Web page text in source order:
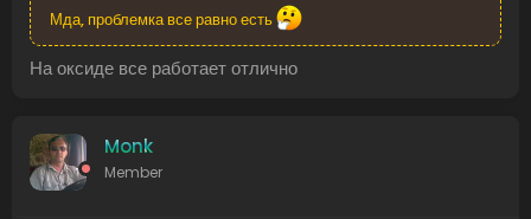
Мда, проблемка все равно есть
На оксиде все работает отлично
Monk
Member